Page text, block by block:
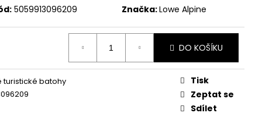
5059913096209 Značka:Lowe Alpine
DO KOŠÍKU
turistické batohy
Tisk
Zeptat se
Sdílet